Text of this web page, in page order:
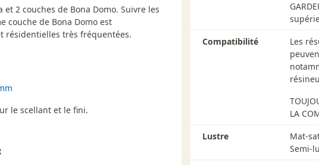
2 couches de Bona Domo. Suivre les
couche de Bona Domo est
résidentielles très fréquentées.
le scellant et le fini.
Compatibilité
Les
LA
Lustre
Mat-
Semi-